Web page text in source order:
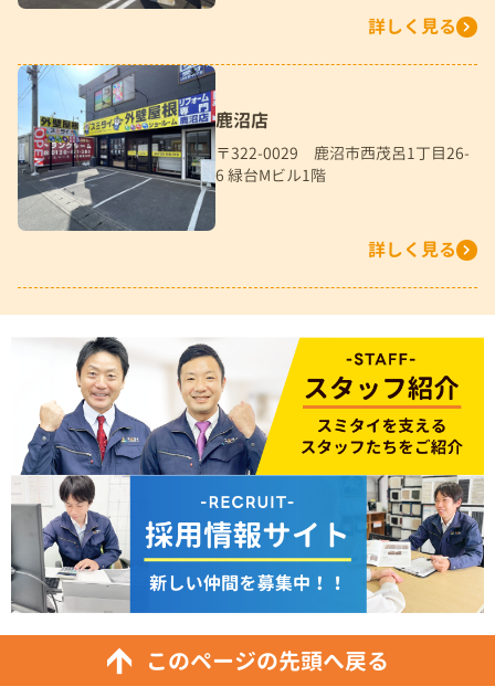
詳しく見る
鹿沼店
〒322-0029 鹿沼市西茂呂1丁目26-
6 緑台Mビル1階
詳しく見る
このページの先頭へ戻る